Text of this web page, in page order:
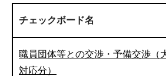
チェックボード名
職員団体等との交渉・予備交渉（
対応分）